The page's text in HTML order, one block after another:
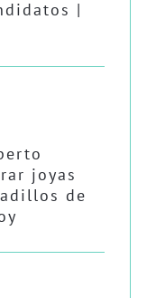
|
joyas
de